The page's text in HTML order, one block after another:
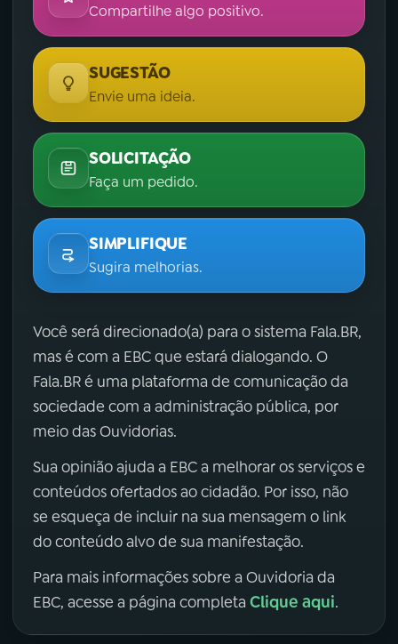
Compartilhe algo positivo.
SUGESTÃO
Envie uma ideia.
SOLICITAÇÃO
Faça um pedido.
SIMPLIFIQUE
Sugira melhorias.
Você será direcionado(a) para o sistema Fala.BR,
mas é com a EBC que estará dialogando. O
Fala.BR é uma plataforma de comunicação da
sociedade com a administração pública, por
meio das Ouvidorias.
Sua opinião ajuda a EBC a melhorar os serviços e
conteúdos ofertados ao cidadão. Por isso, não
se esqueça de incluir na sua mensagem o link
do conteúdo alvo de sua manifestação.
Para mais informações sobre a Ouvidoria da
EBC, acesse a página completa Clique aqui.